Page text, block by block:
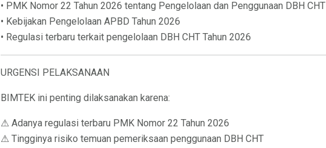
• PMK Nomor 22 Tahun 2026 tentang Pengelolaan dan Penggunaan DBH CHT
• Kebijakan Pengelolaan APBD Tahun 2026
• Regulasi terbaru terkait pengelolaan DBH CHT Tahun 2026
URGENSI PELAKSANAAN
BIMTEK ini penting dilaksanakan karena:
⚠ Adanya regulasi terbaru PMK Nomor 22 Tahun 2026
⚠ Tingginya risiko temuan pemeriksaan penggunaan DBH CHT